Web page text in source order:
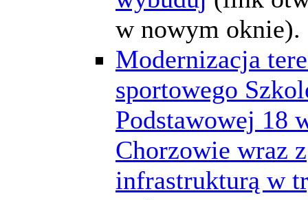
w nowym oknie).
Modernizacja
sportowego
Podstawowej 18
Chorzowie wraz z
infrastrukturą w